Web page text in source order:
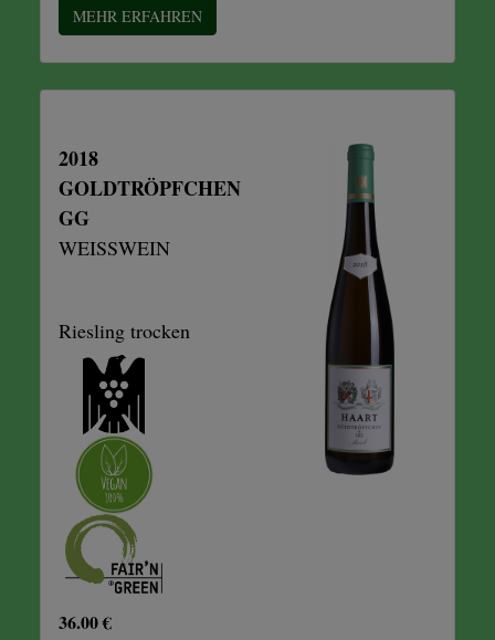
MEHR ERFAHREN
2018
GOLDTRÖPFCHEN
GG
WEISSWEIN
Riesling trocken
36.00 €